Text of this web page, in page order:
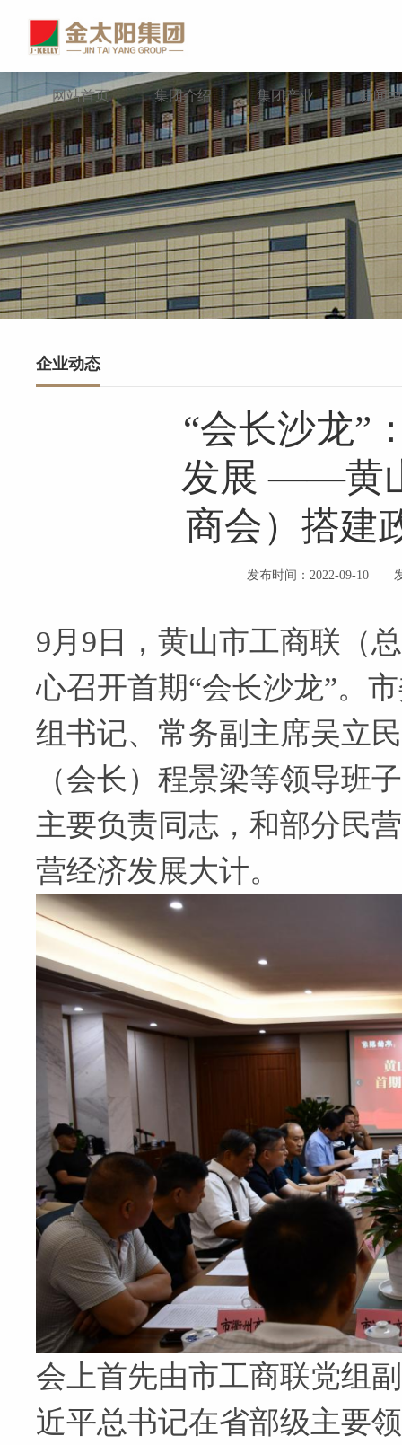
网站首页 集团介绍 集团产业 新闻
企业动态
“会长沙龙”
发展 ——黄
商会）搭建
发布时间：2022-09-10
9月9日，黄山市工商联（
心召开首期“会长沙龙”。
组书记、常务副主席吴立
（会长）程景梁等领导班
主要负责同志，和部分民
营经济发展大计。
会上首先由市工商联党组
近平总书记在省部级主要